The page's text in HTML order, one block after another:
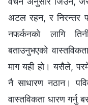
अटल रहन, र निरन्तर
नफर्कनको लागि
बताउनुभएको
माग यही हो। यसैले,
नै साधारण नठान।
वास्तविकता धारण गर्नु